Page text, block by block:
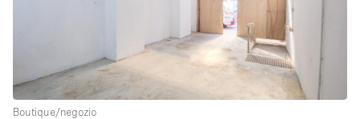
Boutique/negozio